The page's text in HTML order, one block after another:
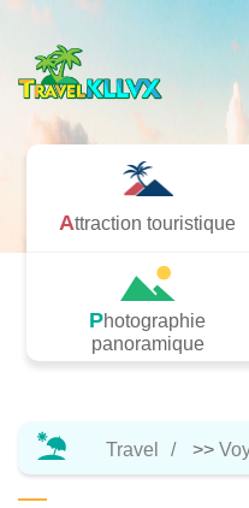
Attraction touristique
Photographie
panoramique
Travel >>